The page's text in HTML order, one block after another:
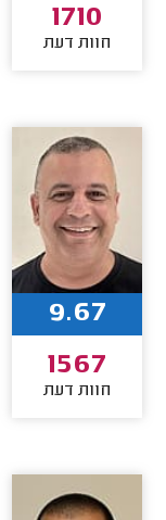
1710
חוות דעת
9.67
1567
חוות דעת